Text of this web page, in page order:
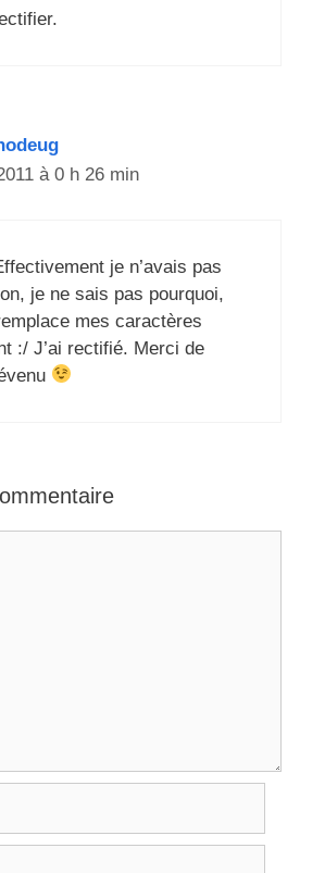
à 0 h 26 min
je n’avais pas
je ne sais pas pourquoi,
mes caractères
:/ J’ai rectifié. Merci de